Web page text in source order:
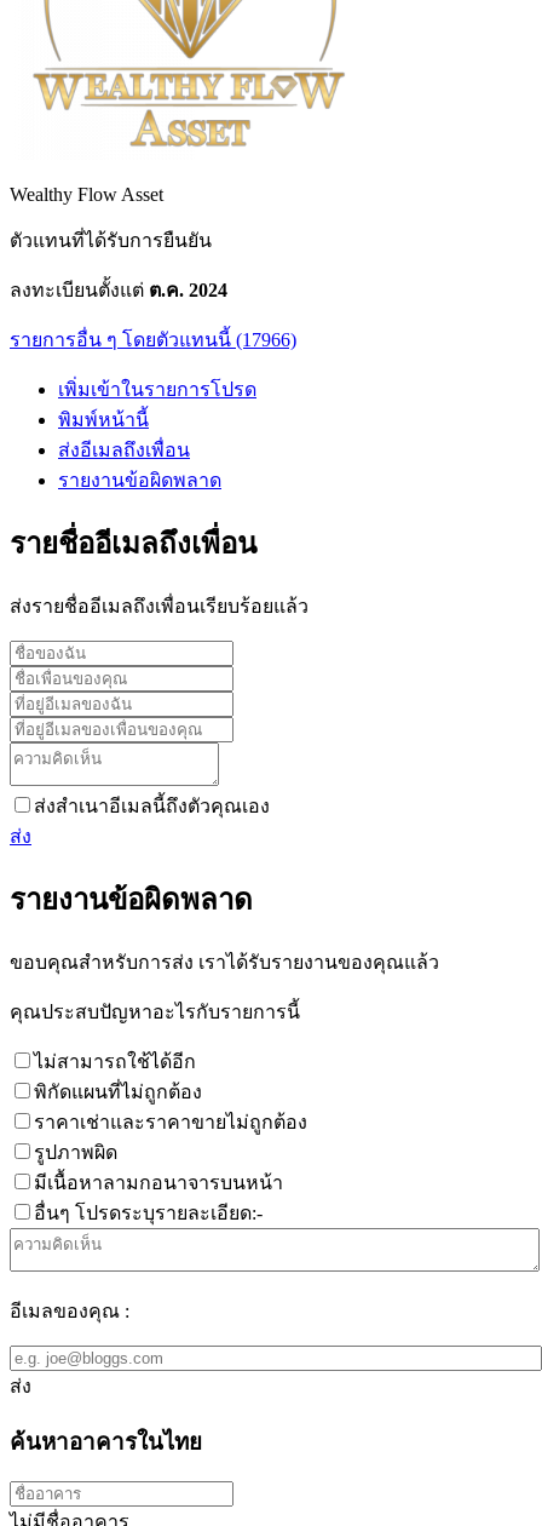
Wealthy Flow Asset
ตัวแทนที่ได้รับการยืนยัน
ลงทะเบียนตั้งแต่ ต.ค. 2024
รายการอื่น ๆ โดยตัวแทนนี้ (17966)
เพิ่มเข้าในรายการโปรด
พิมพ์หน้านี้
ส่งอีเมลถึงเพื่อน
รายงานข้อผิดพลาด
รายชื่ออีเมลถึงเพื่อน
ส่งรายชื่ออีเมลถึงเพื่อนเรียบร้อยแล้ว
ส่งสำเนาอีเมลนี้ถึงตัวคุณเอง
ส่ง
รายงานข้อผิดพลาด
ขอบคุณสำหรับการส่ง เราได้รับรายงานของคุณแล้ว
คุณประสบปัญหาอะไรกับรายการนี้
ไม่สามารถใช้ได้อีก
พิกัดแผนที่ไม่ถูกต้อง
ราคาเช่าและราคาขายไม่ถูกต้อง
รูปภาพผิด
มีเนื้อหาลามกอนาจารบนหน้า
อื่นๆ โปรดระบุรายละเอียด:-
อีเมลของคุณ :
ส่ง
ค้นหาอาคารในไทย